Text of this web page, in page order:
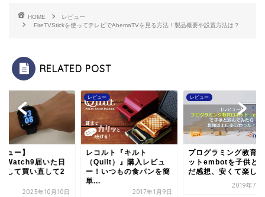
HOME
レビュー
FireTVStickを使ってテレビでAbemaTVを見る方法！製品概要や設置方法は？
RELATED POST
ルト『キルト
）』購入レビュ
いつもの食パンを簡
2017年1月9日
レビュー
プログラミング教育ロボ
ットembotを子供と遊ん
だ感想、安くて楽し...
レビュー
ランドセルの素材は
リーノと本革どっち
いの？実際に使って